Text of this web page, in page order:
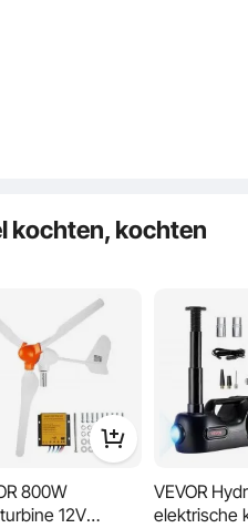
batterijen
opladen
kochten, kochten
800W
12V
VEVOR
elektrische